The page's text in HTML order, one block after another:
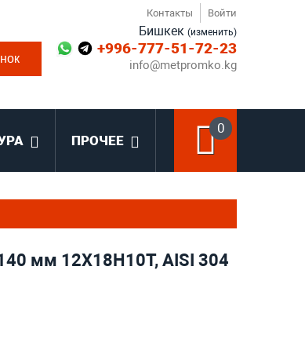
Бишкек (изменить)
+996-777-51-72-23
info@metpromko.kg
Контакты Войти
0
ПРОЧЕЕ
мм 12Х18Н10Т, AISI 304